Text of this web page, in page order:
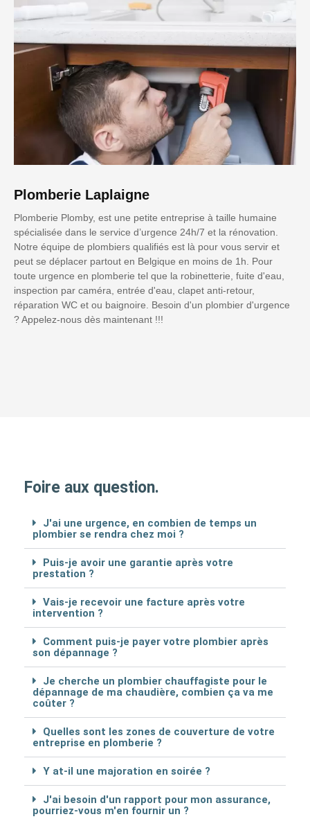
Plomberie Laplaigne
Plomberie Plomby, est une petite entreprise à taille humaine
spécialisée dans le service d’urgence 24h/7 et la rénovation.
Notre équipe de plombiers qualifiés est là pour vous servir et
peut se déplacer partout en Belgique en moins de 1h. Pour
toute urgence en plomberie tel que la robinetterie, fuite d'eau,
inspection par caméra, entrée d'eau, clapet anti-retour,
réparation WC et ou baignoire. Besoin d'un plombier d'urgence
? Appelez-nous dès maintenant !!!
Foire aux question.
J'ai une urgence, en combien de temps un
plombier se rendra chez moi ?
Puis-je avoir une garantie après votre
prestation ?
Vais-je recevoir une facture après votre
intervention ?
Comment puis-je payer votre plombier après
son dépannage ?
Je cherche un plombier chauffagiste pour le
dépannage de ma chaudière, combien ça va me
coûter ?
Quelles sont les zones de couverture de votre
entreprise en plomberie ?
Y at-il une majoration en soirée ?
J'ai besoin d'un rapport pour mon assurance,
pourriez-vous m'en fournir un ?